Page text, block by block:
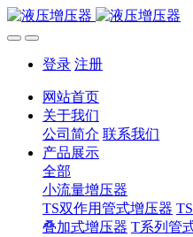
登录 注册
网站首页
关于我们
公司简介 联系我们
产品展示
全部
小流量增压器
TS双作用管式增压器
叠加式增压器 T系列管